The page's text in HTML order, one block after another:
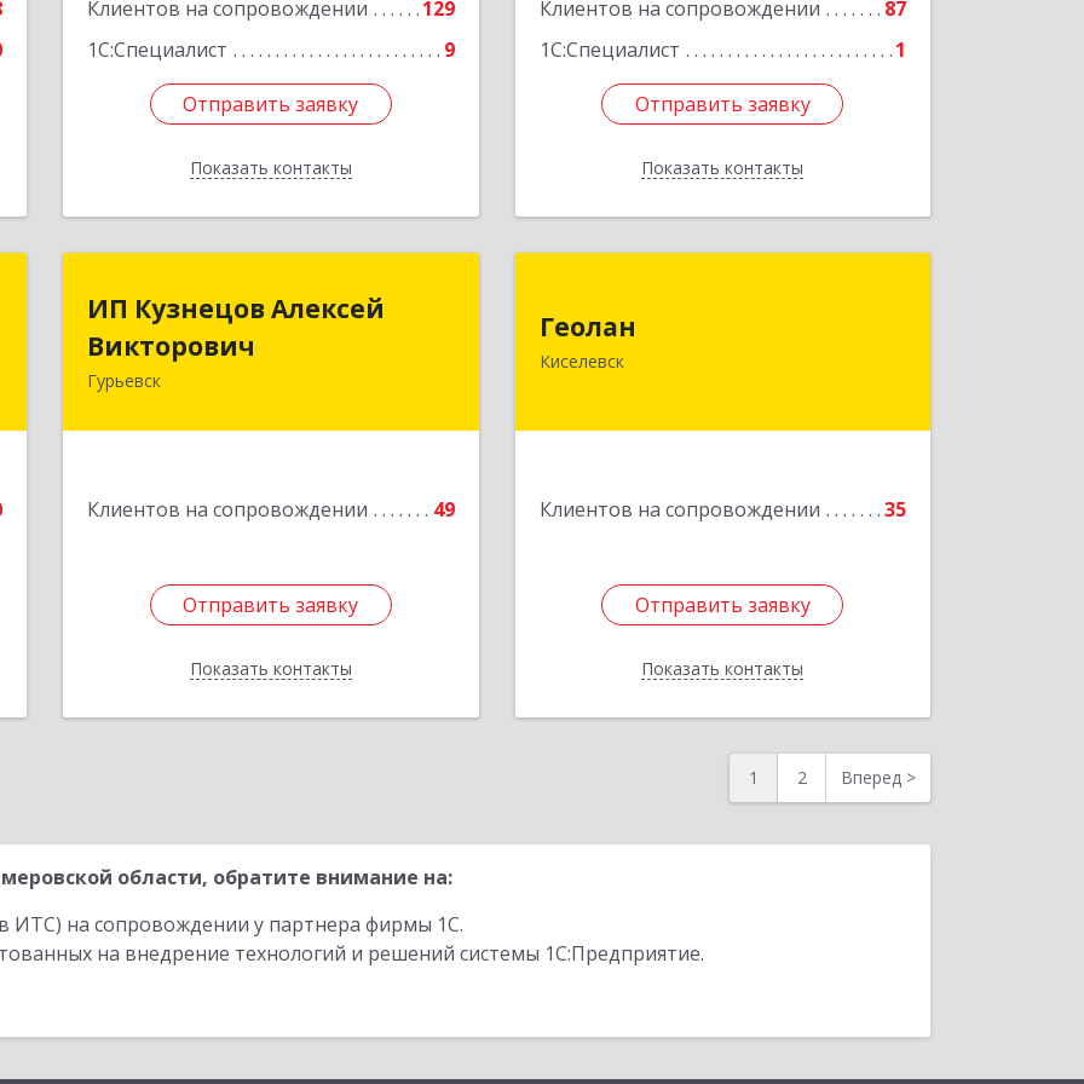
Клиентов на сопровождении
129
1С:Специалист
9
Отправить заявку
Показать контакты
Отправить заявку
Назад
Клиентов на сопровождении
87
1С:Специалист
1
Отправить заявку
Показать контакты
Отправить заявку
Назад
ИП Кузнецов Алексей
Викторович
Гурьевск
Клиентов на сопровождении 49
Отправить заявку
Показать контакты
ИП Кузнецов Алексей
Викторович
652780, Кемеровская обл, Гурьевский
Подробнее
Отправить заявку
Назад
Геолан
Киселевск
Клиентов на сопровождении 35
Отправить заявку
Показать контакты
Подробнее
Отправить заявку
Назад
1 2 Вперед >
области, обратите внимание на:
ИТС) на сопровождении у партнера фирмы 1С.
на внедрение технологий и решений системы 1С:Предприятие.